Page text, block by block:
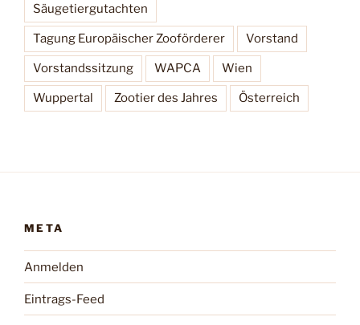
Säugetiergutachten
Tagung Europäischer Zooförderer Vorstand
Vorstandssitzung WAPCA Wien
Wuppertal Zootier des Jahres Österreich
META
Anmelden
Eintrags-Feed